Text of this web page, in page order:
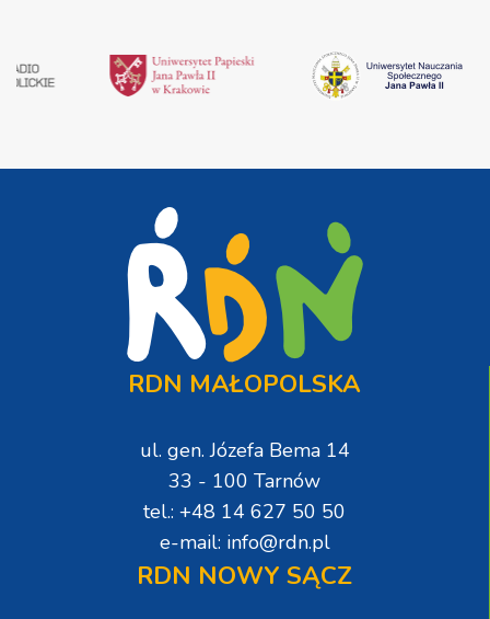
RDN MAŁOPOLSKA
ul. gen. Józefa Bema 14
33 - 100 Tarnów
tel.: +48 14 627 50 50
e-mail: info@rdn.pl
RDN NOWY SĄCZ